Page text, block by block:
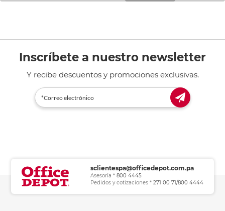
Inscríbete a nuestro newsletter
Y recibe descuentos y promociones exclusivas.
sclientespa@officedepot.com.pa
Asesoría * 800 4445
Pedidos y cotizaciones * 271 00 71/800 4444